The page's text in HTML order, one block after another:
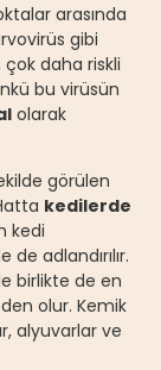
arasında
gibi
daha riskli
bu virüsün
olarak
görülen
kedilerde
kedi
adlandırılır.
birlikte de en
olur. Kemik
alyuvarlar ve